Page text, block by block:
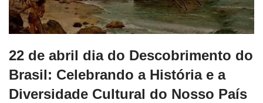
22 de abril dia do Descobrimento do
Brasil: Celebrando a História e a
Diversidade Cultural do Nosso País